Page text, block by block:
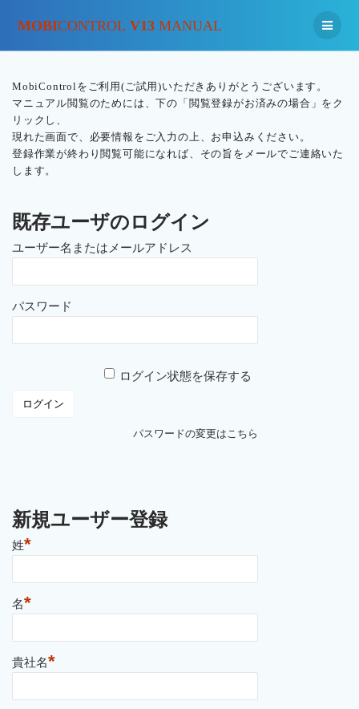
MOBICONTROL V13 MANUAL
MobiControlをご利用(ご試用)いただきありがとうございます。
マニュアル閲覧のためには、下の「閲覧登録がお済みの場合」をク
リックし、
現れた画面で、必要情報をご入力の上、お申込みください。
登録作業が終わり閲覧可能になれば、その旨をメールでご連絡いた
します。
既存ユーザのログイン
ユーザー名またはメールアドレス
パスワード
ログイン状態を保存する
パスワードの変更はこちら
新規ユーザー登録
姓*
名*
貴社名*